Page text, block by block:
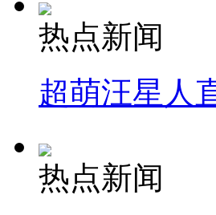
热点新闻
超萌汪星人
热点新闻